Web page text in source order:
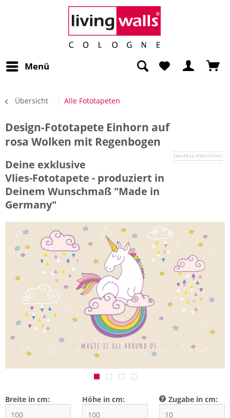
Menü
Übersicht Alle Fototapeten
Design-Fototapete Einhorn auf
rosa Wolken mit Regenbogen
Deine exklusive
Vlies-Fototapete - produziert in
Deinem Wunschmaß "Made in
Germany"
Breite in cm: Höhe in cm: Zugabe in cm: